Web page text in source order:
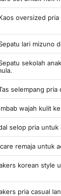
oversized
lari mizuno
sekolah
selempang pria
wajah kulit
selop pria
remaja untuk
korean style
pria casual